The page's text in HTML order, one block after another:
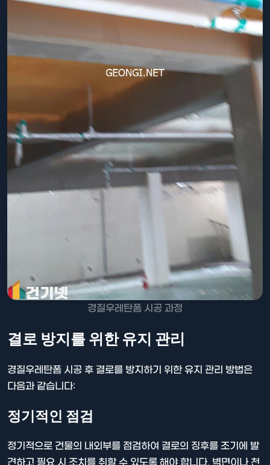
경질우레탄폼 시공 과정
결로 방지를 위한 유지 관리
경질우레탄폼 시공 후 결로를 방지하기 위한 유지 관리 방법은
다음과 같습니다:
정기적인 점검
정기적으로 건물의 내외부를 점검하여 결로의 징후를 조기에 발
견하고 필요 시 조치를 취할 수 있도록 해야 합니다. 벽면이나 천